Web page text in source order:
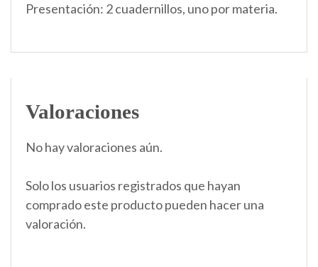
Presentación: 2 cuadernillos, uno por materia.
Valoraciones
No hay valoraciones aún.
Solo los usuarios registrados que hayan
comprado este producto pueden hacer una
valoración.